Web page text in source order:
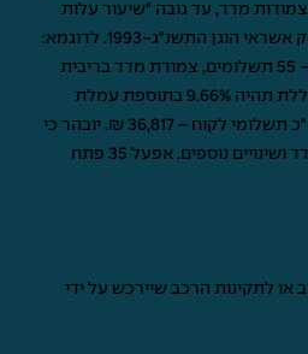
שאינן צמודות מדד, עד גובה "שיעור עלות
האשראי המרבי" בהתאם לחוק אשראי הוגן התשנ"ג-1993. לדוגמא:
בהלוואה על סך 30,000 ₪, ב- 55 תשלומים, צמודת מדד בריבית
בשיעור של 8.5%, העלות הכוללת תהיה 9.66% בתוספת עמלת
פתיחת תיק בסך 490 ₪. *סה"כ תשלומי לקוח – 36,817 ₪. יובהר כי
ההערכה כפופה לשינויים במדד ושינויים נוספים. אפעל 35 פתח
או לתקינות הרכב שיירכש על ידי